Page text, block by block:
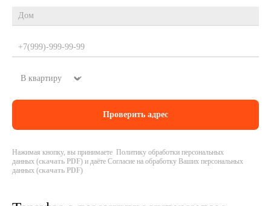
Нажимая кнопку, вы принимаете Политику обработки персональных
данных (скачать PDF) и даёте Согласие на обработку Ваших персональных
данных (скачать PDF)